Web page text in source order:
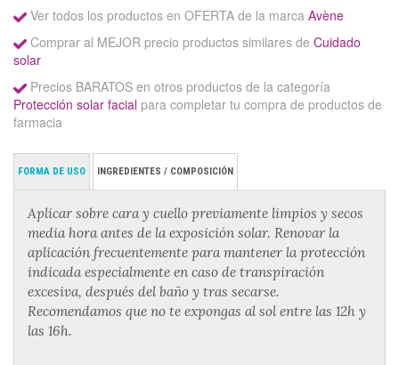
Ver todos los productos en OFERTA de la marca Avène
Comprar al MEJOR precio productos similares de Cuidado
solar
Precios BARATOS en otros productos de la categoría
Protección solar facial para completar tu compra de productos de
farmacia
FORMA DE USO INGREDIENTES / COMPOSICIÓN
Aplicar sobre cara y cuello previamente limpios y secos
media hora antes de la exposición solar. Renovar la
aplicación frecuentemente para mantener la protección
indicada especialmente en caso de transpiración
excesiva, después del baño y tras secarse.
Recomendamos que no te expongas al sol entre las 12h y
las 16h.